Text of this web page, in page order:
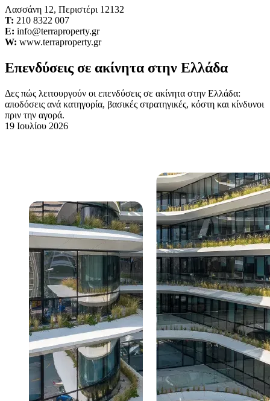
Λασσάνη 12, Περιστέρι 12132
Τ: 210 8322 007
E: info@terraproperty.gr
W: www.terraproperty.gr
Επενδύσεις σε ακίνητα στην Ελλάδα
Δες πώς λειτουργούν οι επενδύσεις σε ακίνητα στην Ελλάδα:
αποδόσεις ανά κατηγορία, βασικές στρατηγικές, κόστη και κίνδυνοι
πριν την αγορά.
19 Ιουλίου 2026